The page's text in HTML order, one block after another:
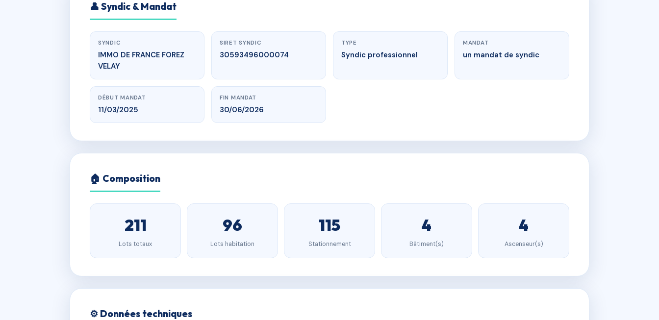
👤 Syndic & Mandat
SYNDIC
IMMO DE FRANCE FOREZ
VELAY
SIRET SYNDIC
30593496000074
TYPE
Syndic professionnel
MANDAT
un mandat de syndic
DÉBUT MANDAT
11/03/2025
FIN MANDAT
30/06/2026
🏠 Composition
211
Lots totaux
96
Lots habitation
115
Stationnement
4
Bâtiment(s)
4
Ascenseur(s)
⚙️ Données techniques